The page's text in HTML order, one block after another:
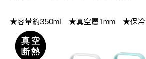
★容量約350ml ★真空層1mm ★保冷